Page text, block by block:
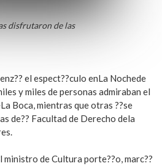
disfrutaron de las
el espect??culo enLa Nochede
y miles de personas admiraban el
Boca, mientras que otras ??se
de?? Facultad de Derecho dela
ministro de Cultura porte??o, marc??